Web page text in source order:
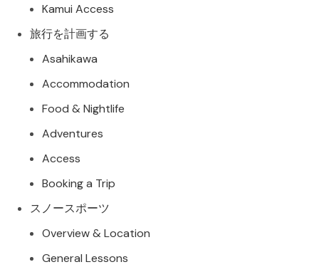
Kamui Access
旅行を計画する
Asahikawa
Accommodation
Food & Nightlife
Adventures
Access
Booking a Trip
スノースポーツ
Overview & Location
General Lessons